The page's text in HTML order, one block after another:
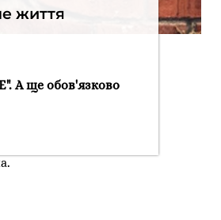
життя
А ще обов'язково